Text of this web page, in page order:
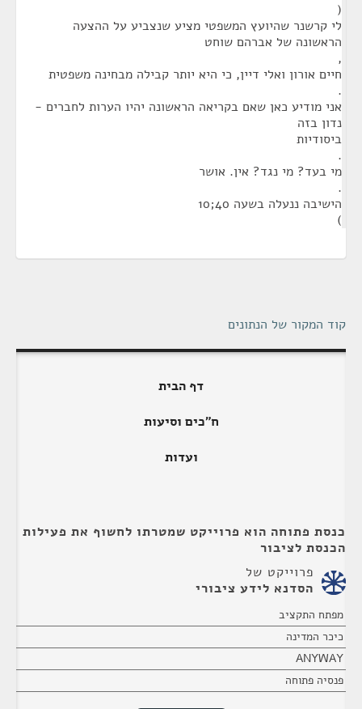
(
לי קרשנר שהיועץ המשפטי מציע שנצביע על ההצעה
הראשונה של אברהם שוחט
,
חיים אורון ואלי דיין, כי היא יותר קבילה מבחינה משפטית
.
אני מודיע כאן שאם בקריאה הראשונה יהיו הערות לחברים -
נדון בזה
ביסודיות
.
מי בעד? מי נגד? אין. אושר
.
הישיבה ננעלה בשעה 40;10
)
קוד המקור של הנתונים
דף הבית
ח"כים וסיעות
ועדות
כנסת פתוחה הוא פרוייקט שמטרתו לחשוף את פעילות
הכנסת לציבור
פרוייקט של
הסדנא לידע ציבורי
מפתח התקציב
כיכר המדינה
ANYWAY
פנסיה פתוחה